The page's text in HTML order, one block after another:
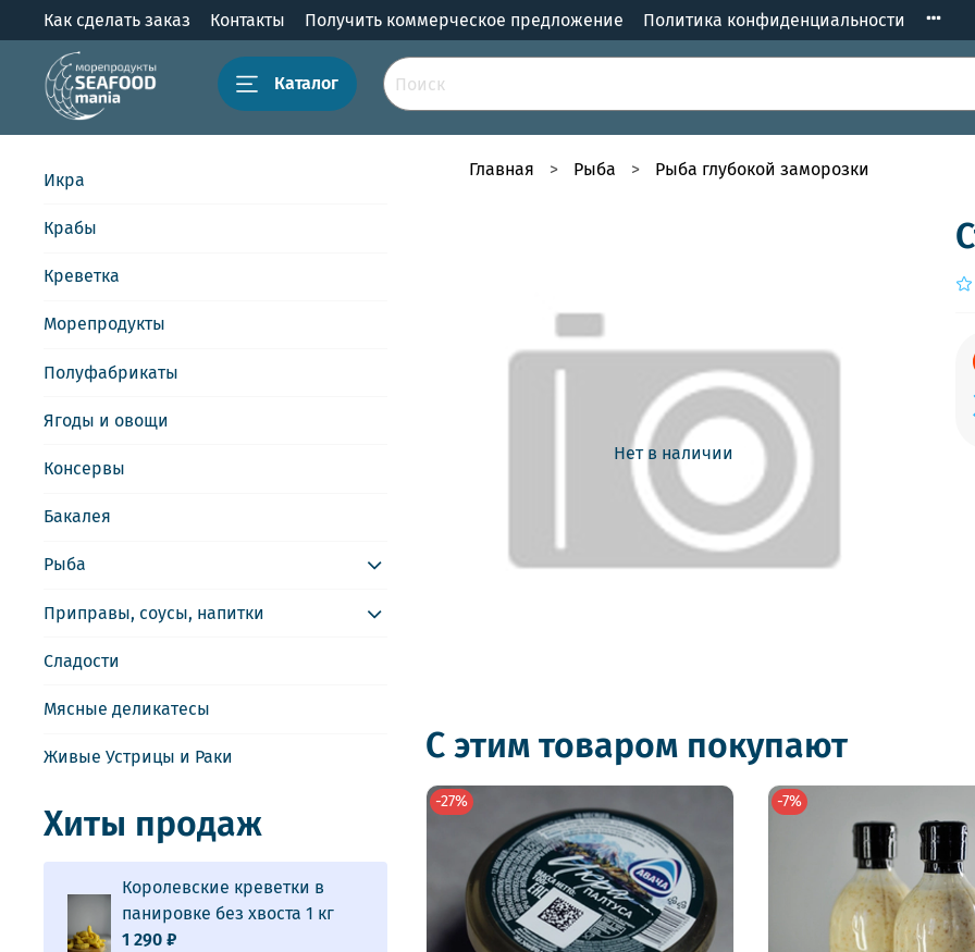
Как сделать заказ Контакты Получить коммерческое предложение Политика конфиденциальности
Каталог
Главная Рыба Рыба глубокой заморозки
Нет в наличии
С этим товаром покупают
-27% -7%
Икра
Крабы
Креветка
Морепродукты
Полуфабрикаты
Ягоды и овощи
Консервы
Бакалея
Рыба
Приправы, соусы, напитки
Сладости
Мясные деликатесы
Живые Устрицы и Раки
Хиты продаж
Королевские креветки в
панировке без хвоста 1 кг
1 290 ₽